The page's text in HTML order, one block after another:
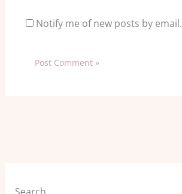
Notify me of new posts by email.